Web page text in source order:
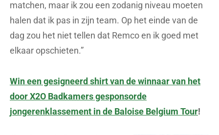
matchen, maar ik zou een zodanig niveau moeten
halen dat ik pas in zijn team. Op het einde van de
dag zou het niet tellen dat Remco en ik goed met
elkaar opschieten.”
Win een gesigneerd shirt van de winnaar van het
door X2O Badkamers gesponsorde
jongerenklassement in de Baloise Belgium Tour!